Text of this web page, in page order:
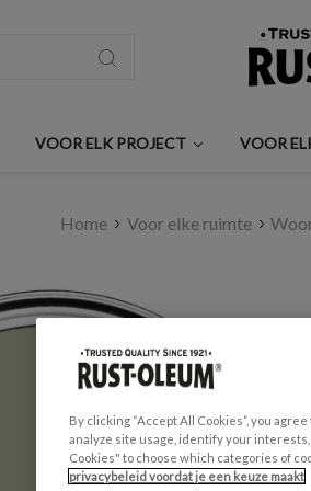
VOOR ELK PROJECT VOOR
Home Voor elke ruimte
By clicking “Accept All Cookies”, you
analyze site usage, identify your
Cookies" to choose which categories of
privacybeleid voordat je een keuze maakt